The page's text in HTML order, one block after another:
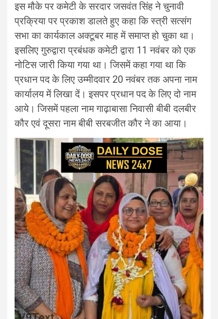
इस मौके पर कमेटी के सरदार जसवंत सिंह ने चुनावी
प्रक्रिया पर प्रकाश डालते हुए कहा कि स्त्री सत्संग
सभा का कार्यकाल अक्टूबर माह में समाप्त हो चुका था।
इसलिए गुरुद्वारा प्रबंधक कमेटी द्वारा 11 नवंबर को एक
नोटिस जारी किया गया था। जिसमें कहा गया था कि
प्रधान पद के लिए उम्मीदवार 20 नवंबर तक अपना नाम
कार्यालय में लिखा दें। इसपर प्रधान पद के लिए दो नाम
आये। जिसमें पहला नाम गाढ़ाबासा निवासी बीबी दलबीर
कौर एवं दूसरा नाम बीबी सरबजीत कौर ने का आया।